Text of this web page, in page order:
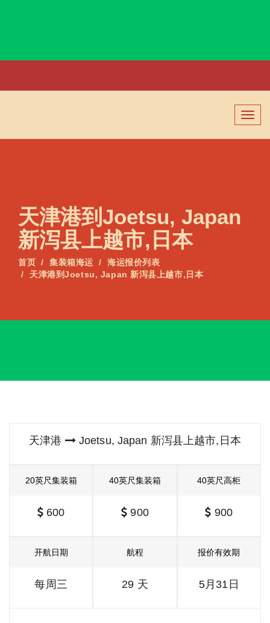
切
换
导
天津港到Joetsu, Japan
新泻县上越市,日本
首页 集装箱海运
海运报价列表
天津港到Joetsu, Japan 新泻县上越市,日本
天津港 Joetsu, Japan 新泻县上越市,日本
20英尺集装箱
600
40英尺集装箱
900
40英尺高柜
900
开航日期
每周三
航程
29 天
报价有效期
5月31日